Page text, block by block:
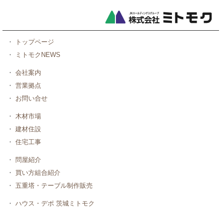
・
トップページ
・
ミトモクNEWS
・ 会社案内
・ 営業拠点
・
お問い合せ
・ 木材市場
・ 建材住設
・ 住宅工事
・
問屋紹介
・
買い方組合紹介
・ 五重塔・テーブル制作販売
・ ハウス・デポ 茨城ミトモク